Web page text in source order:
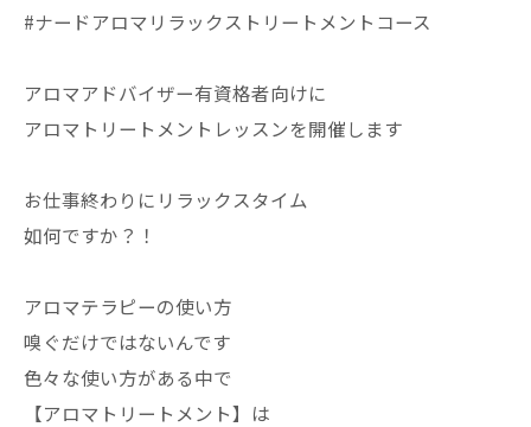
#ナードアロマリラックストリートメントコース
アロマアドバイザー有資格者向けに
アロマトリートメントレッスンを開催します
お仕事終わりにリラックスタイム
如何ですか？！
アロマテラピーの使い方
嗅ぐだけではないんです
色々な使い方がある中で
【アロマトリートメント】は